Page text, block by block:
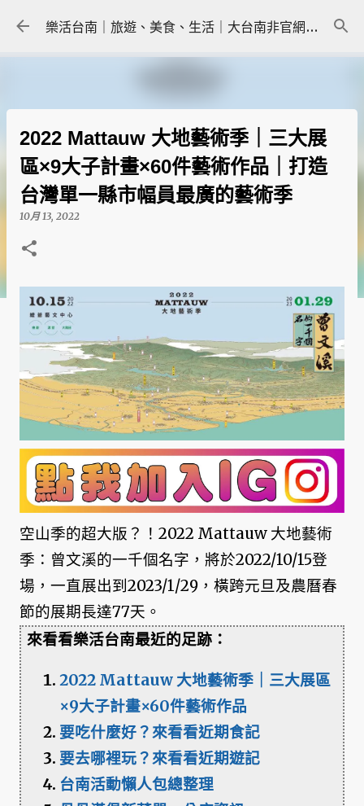
跳到主要內容 樂活台南｜旅遊、美食、生活｜大台南非官網｜tainanlohas.cc
2022 Mattauw 大地藝術季｜三大展
區×9大子計畫×60件藝術作品｜打造
台灣單一縣市幅員最廣的藝術季
10月 13, 2022
空山季的超大版？！2022 Mattauw 大地藝術
季：曾文溪的一千個名字，將於2022/10/15登
場，一直展出到2023/1/29，橫跨元旦及農曆春
節的展期長達77天。
來看看樂活台南最近的足跡：
2022 Mattauw 大地藝術季｜三大展區
×9大子計畫×60件藝術作品
要吃什麼好？來看看近期食記
要去哪裡玩？來看看近期遊記
台南活動懶人包總整理